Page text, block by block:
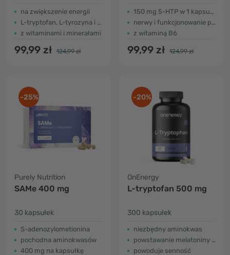
na zwiększenie energii
L-tryptofan, L-tyrozyna i L-fenyloalanina
z witaminami i minerałami
99,99 zł 124,99 zł
150 mg 5-HTP w 1 kapsułce
nerwy i funkcjonowanie psychiczne
z witaminą B6
99,99 zł 124,99 zł
-25%
Purely Nutrition
SAMe 400 mg
30 kapsułek
S-adenozylometionina
pochodna aminokwasów
400 mg na kapsułkę
-20%
OnEnergy
L-tryptofan 500 mg
300 kapsułek
niezbędny aminokwas
powstawanie melatoniny + serotoniny
powoduje senność